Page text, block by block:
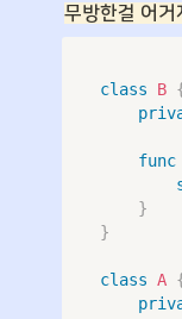
무방한걸 어거
class B
func
}
}
class A